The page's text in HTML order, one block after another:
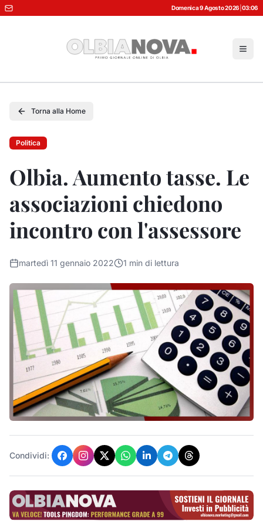
Domenica 9 Agosto 2026 03:06
Torna alla Home
Politica
Olbia. Aumento tasse. Le
associazioni chiedono
incontro con l'assessore
martedì 11 gennaio 2022 1 min di lettura
Condividi: